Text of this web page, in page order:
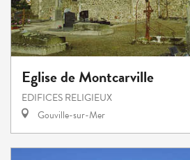
Eglise de Montcarville
EDIFICES RELIGIEUX
Gouville-sur-Mer